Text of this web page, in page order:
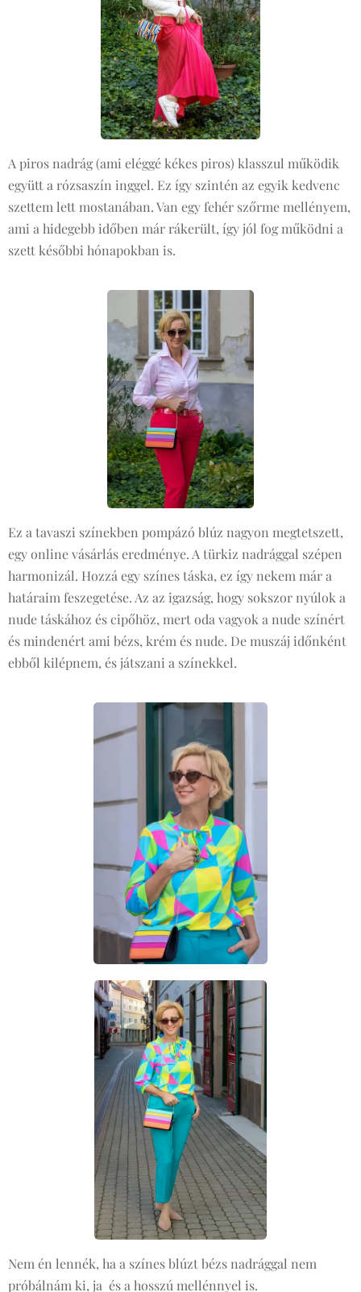
A piros nadrág (ami eléggé kékes piros) klasszul működik
együtt a rózsaszín inggel. Ez így szintén az egyik kedvenc
szettem lett mostanában. Van egy fehér szőrme mellényem,
ami a hidegebb időben már rákerült, így jól fog működni a
szett későbbi hónapokban is.
Ez a tavaszi színekben pompázó blúz nagyon megtetszett,
egy online vásárlás eredménye. A türkiz nadrággal szépen
harmonizál. Hozzá egy színes táska, ez így nekem már a
határaim feszegetése. Az az igazság, hogy sokszor nyúlok a
nude táskához és cipőhöz, mert oda vagyok a nude színért
és mindenért ami bézs, krém és nude. De muszáj időnként
ebből kilépnem, és játszani a színekkel.
Nem én lennék, ha a színes blúzt bézs nadrággal nem
próbálnám ki, ja és a hosszú mellénnyel is.